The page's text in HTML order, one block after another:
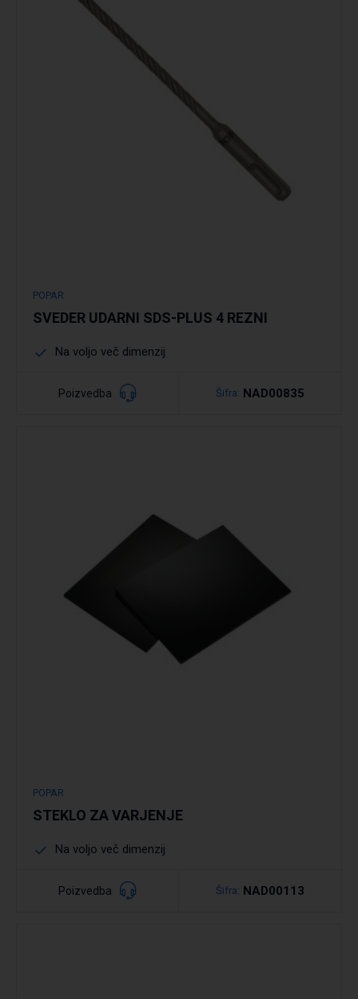
Podrobno
POPAR
SVEDER UDARNI SDS-PLUS 4 REZNI
Na voljo več dimenzij
Poizvedba Šifra: NAD00835
POPAR
STEKLO ZA VARJENJE
Na voljo več dimenzij
Poizvedba Šifra: NAD00113